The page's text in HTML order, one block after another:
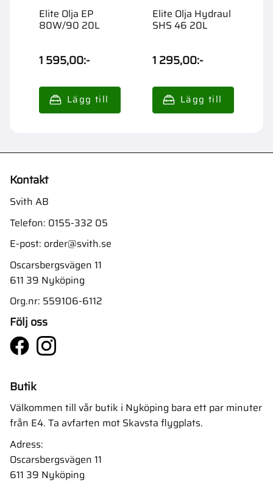
Elite Olja EP
80W/90 20L
1 595,00:-
Elite Olja Hydraul
SHS 46 20L
1 295,00:-
Kontakt
Svith AB
Telefon: 0155-332 05
E-post: order@svith.se
Oscarsbergsvägen 11
611 39 Nyköping
Org.nr: 559106-6112
Följ oss
Butik
Välkommen till vår butik i Nyköping bara ett par minuter
från E4. Ta avfarten mot Skavsta flygplats.
Adress:
Oscarsbergsvägen 11
611 39 Nyköping